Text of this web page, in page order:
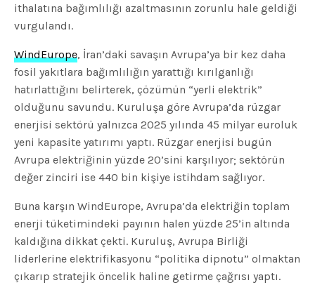
ithalatına bağımlılığı azaltmasının zorunlu hale geldiği
vurgulandı.
WindEurope, İran’daki savaşın Avrupa’ya bir kez daha
fosil yakıtlara bağımlılığın yarattığı kırılganlığı
hatırlattığını belirterek, çözümün “yerli elektrik”
olduğunu savundu. Kuruluşa göre Avrupa’da rüzgar
enerjisi sektörü yalnızca 2025 yılında 45 milyar euroluk
yeni kapasite yatırımı yaptı. Rüzgar enerjisi bugün
Avrupa elektriğinin yüzde 20’sini karşılıyor; sektörün
değer zinciri ise 440 bin kişiye istihdam sağlıyor.
Buna karşın WindEurope, Avrupa’da elektriğin toplam
enerji tüketimindeki payının halen yüzde 25’in altında
kaldığına dikkat çekti. Kuruluş, Avrupa Birliği
liderlerine elektrifikasyonu “politika dipnotu” olmaktan
çıkarıp stratejik öncelik haline getirme çağrısı yaptı.